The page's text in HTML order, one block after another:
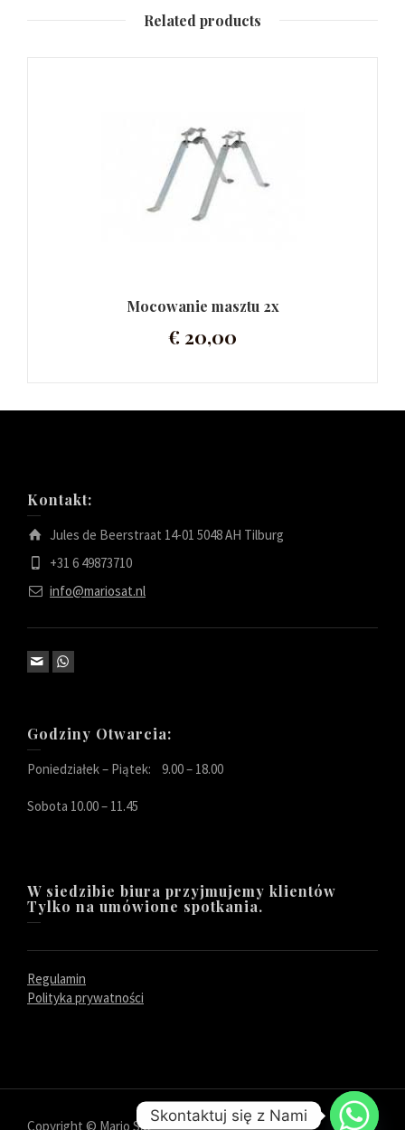
Related products
Mocowanie masztu 2x
€ 20,00
Kontakt:
Jules de Beerstraat 14-01 5048 AH Tilburg
+31 6 49873710
info@mariosat.nl
Godziny Otwarcia:
Poniedziałek – Piątek: 9.00 – 18.00
Sobota 10.00 – 11.45
W siedzibie biura przyjmujemy klientów
Tylko na umówione spotkania.
Regulamin
Polityka prywatności
Copyright © Mario Sat
Skontaktuj się z Nami